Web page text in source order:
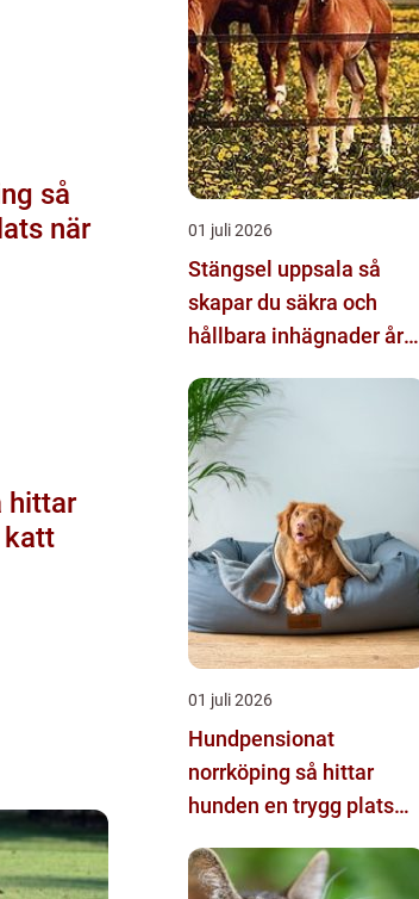
när
katt
01 juli 2026
Stängsel uppsala så
skapar du säkra och
hållbara inhägnader året
01 juli 2026
Hundpensionat
norrköping så hittar
hunden en trygg plats